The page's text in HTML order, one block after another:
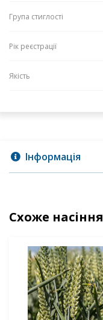
Група стиглості
Рік реєстрації
Якість
Інформація
Схоже насіння